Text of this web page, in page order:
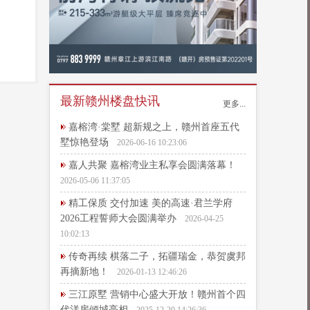
最新赣州楼盘快讯 更多...
嘉榕湾·棠墅 超新规之上，赣州首座五代
墅惊艳登场
2026-06-16 10:23:06
嘉人共聚 嘉榕湾业主私享会圆满落幕！
2026-05-06 11:37:05
精工保质 交付加速 美的高速·君兰学府
2026工程誓师大会圆满举办
2026-04-25
10:02:13
传奇再续 棋落二子，拓疆瑞金，恭贺虞邦
再摘新地！
2026-01-13 12:46:26
三江原墅 营销中心盛大开放！赣州首个四